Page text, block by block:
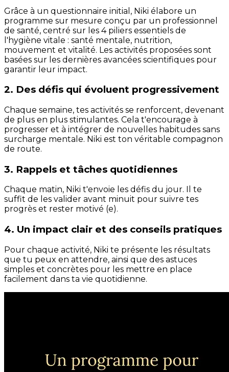
Grâce à un questionnaire initial, Niki élabore un
programme sur mesure conçu par un professionnel
de santé, centré sur les 4 piliers essentiels de
l'hygiène vitale : santé mentale, nutrition,
mouvement et vitalité. Les activités proposées sont
basées sur les dernières avancées scientifiques pour
garantir leur impact.
2. Des défis qui évoluent progressivement
Chaque semaine, tes activités se renforcent, devenant
de plus en plus stimulantes. Cela t'encourage à
progresser et à intégrer de nouvelles habitudes sans
surcharge mentale. Niki est ton véritable compagnon
de route.
3. Rappels et tâches quotidiennes
Chaque matin, Niki t'envoie les défis du jour. Il te
suffit de les valider avant minuit pour suivre tes
progrès et rester motivé (e).
4. Un impact clair et des conseils pratiques
Pour chaque activité, Niki te présente les résultats
que tu peux en attendre, ainsi que des astuces
simples et concrètes pour les mettre en place
facilement dans ta vie quotidienne.